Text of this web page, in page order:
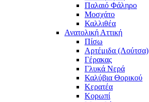
Παλαιό Φάληρο
Μοσχάτο
Καλλιθέα
Ανατολική Αττική
Πίσω
Αρτέμιδα (Λούτσα)
Γέρακας
Γλυκά Νερά
Καλύβια Θορικού
Κερατέα
Κορωπί